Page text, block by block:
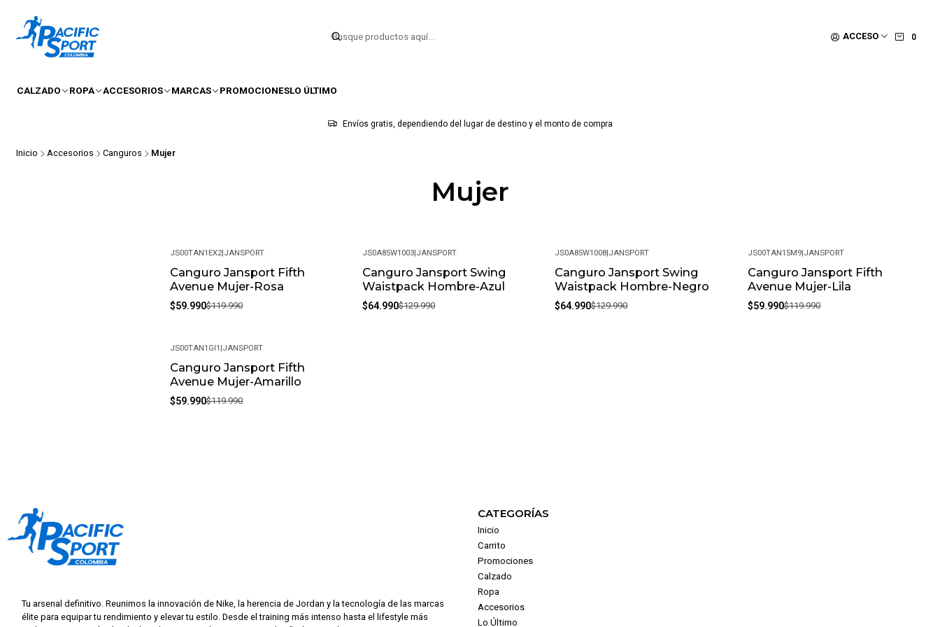
ACCESO 0
CALZADO ROPA ACCESORIOS MARCAS PROMOCIONESLO ÚLTIMO
Envíos gratis, dependiendo del lugar de destino y el monto de compra
Inicio Accesorios Canguros Mujer
Mujer
-50%
JS00TAN1EX2| JANSPORT
Canguro Jansport Fifth
Avenue Mujer-Rosa
$59.990$119.990
-50%
JS0A85W1003 JANSPORT
Canguro Jansport Swing
Waistpack Hombre-Azul
$64.990$129.990
-50%
JS0A85W1008 JANSPORT
Canguro Jansport Swing
Waistpack Hombre-Negro
$64.990$129.990
-50%
JS00TAN15M9| JANSPORT
Canguro Jansport Fifth
Avenue Mujer-Lila
$59.990$119.990
-50%
JS00TAN1GI1 |JANSPORT
Canguro Jansport Fifth
Avenue Mujer-Amarillo
$59.990$119.990
Tu arsenal definitivo. Reunimos la innovación de Nike, la herencia de Jordan y la tecnología de las marcas
élite para equipar tu rendimiento y elevar tu estilo. Desde el training más intenso hasta el lifestyle más
CATEGORÍAS
Inicio
Carrito
Promociones
Calzado
Ropa
Accesorios
Lo Último